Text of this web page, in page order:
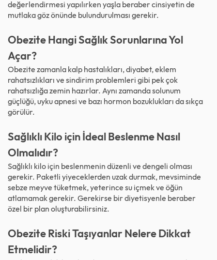
değerlendirmesi yapılırken yaşla beraber cinsiyetin de
mutlaka göz önünde bulundurulması gerekir.
Obezite Hangi Sağlık Sorunlarına Yol
Açar?
Obezite zamanla kalp hastalıkları, diyabet, eklem
rahatsızlıkları ve sindirim problemleri gibi pek çok
rahatsızlığa zemin hazırlar. Aynı zamanda solunum
güçlüğü, uyku apnesi ve bazı hormon bozuklukları da sıkça
görülür.
Sağlıklı Kilo için İdeal Beslenme Nasıl
Olmalıdır?
Sağlıklı kilo için beslenmenin düzenli ve dengeli olması
gerekir. Paketli yiyeceklerden uzak durmak, mevsiminde
sebze meyve tüketmek, yeterince su içmek ve öğün
atlamamak gerekir. Gerekirse bir diyetisyenle beraber
özel bir plan oluşturabilirsiniz.
Obezite Riski Taşıyanlar Nelere Dikkat
Etmelidir?